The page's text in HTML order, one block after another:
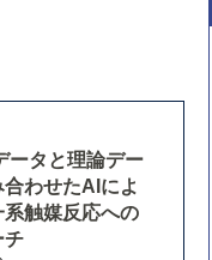
ータと理論デー
わせたAIによ
系触媒反応への
チ